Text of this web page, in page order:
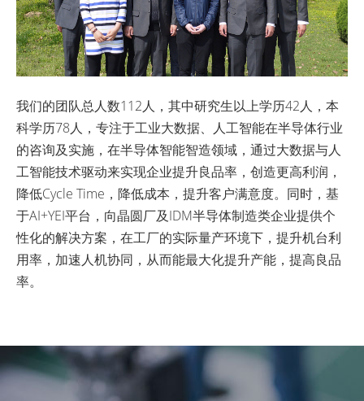
我们的团队总人数112人，其中研究生以上学历42人，本
科学历78人，专注于工业大数据、人工智能在半导体行业
的咨询及实施，在半导体智能智造领域，通过大数据与人
工智能技术驱动来实现企业提升良品率，创造更高利润，
降低Cycle Time，降低成本，提升客户满意度。同时，基
于AI+YEI平台，向晶圆厂及IDM半导体制造类企业提供个
性化的解决方案，在工厂的实际量产环境下，提升机台利
用率，加速人机协同，从而能最大化提升产能，提高良品
率。